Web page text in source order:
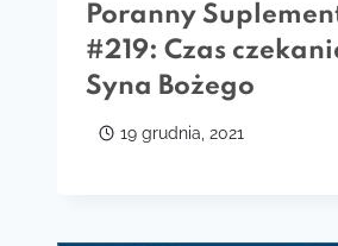
Poranny
#219: Czas
Syna Bożego
19 grudnia, 2021